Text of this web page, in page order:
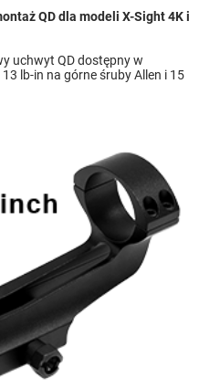
QD dla modeli X-Sight 4K i
uchwyt QD dostępny w
lb-in na górne śruby Allen i 15